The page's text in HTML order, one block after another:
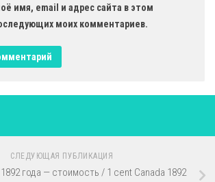
имя, email и адрес сайта в этом
моих комментариев.
СЛЕДУЮЩАЯ ПУБЛИКАЦИЯ
года — стоимость / 1 cent Canada 1892